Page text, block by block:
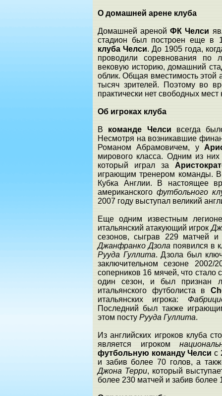
О домашней арене клуба
Домашней аренойФК Челси
стадион был построен еще в
клуба Челси. До 1905 года,
проводили соревнования по
вековую историю, домашний
облик. Общая вместимость
тысяч зрителей. Поэтому во
практически нет свободных мест
Об игроках клуба
В команде Челси всегда
Несмотря на возникавшие
Романом Абрамовичем, у
мирового класса. Одним из
который играл за
играющим тренером команды.
Кубка Англии. В настоящее
американскогофутбольного
2007 году выступал великий
Еще одним известным
итальянский атакующий игрок
сезонов, сыграв 229 матчей
Джанфранко Дзола появился в
Рууда Гуллита. Дзола был
заключительном сезоне
соперников 16 мячей, что
один сезон, и был признан
итальянского футболиста в
итальянских игрока:
Последний был также
этом посту Рууда Гуллита.
Из английских игроков клуба
является игроком
футбольную команду Челси с
и забив более 70 голов, а
Джона Терри, который
более 230 матчей и забив более